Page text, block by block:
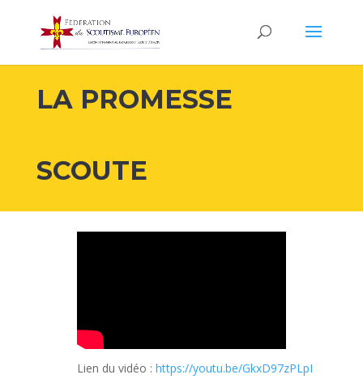
LA PROMESSE
SCOUTE
Lien du vidéo : https://youtu.be/GkxD97zPLpI